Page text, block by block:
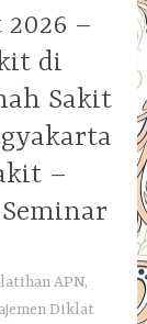
–
di
Sakit
–
APN,
Diklat